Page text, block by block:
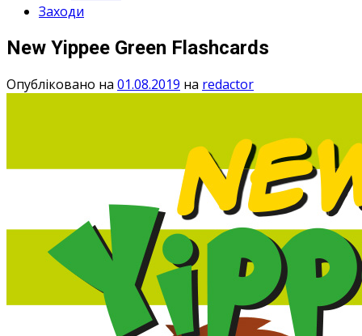
Заходи
New Yippee Green Flashcards
Опубліковано на 01.08.2019 на redactor